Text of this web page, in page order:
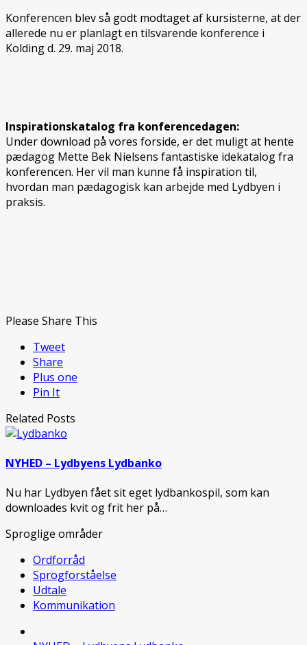
Konferencen blev så godt modtaget af kursisterne, at der
allerede nu er planlagt en tilsvarende konference i
Kolding d. 29. maj 2018.
Inspirationskatalog fra konferencedagen:
Under download på vores forside, er det muligt at hente
pædagog Mette Bek Nielsens fantastiske idekatalog fra
konferencen. Her vil man kunne få inspiration til,
hvordan man pædagogisk kan arbejde med Lydbyen i
praksis.
Please Share This
Tweet
Share
Plus one
Pin It
Related Posts
NYHED – Lydbyens Lydbanko
Nu har Lydbyen fået sit eget lydbankospil, som kan
downloades kvit og frit her på…
Sproglige områder
Ordforråd
Sprogforståelse
Udtale
Kommunikation